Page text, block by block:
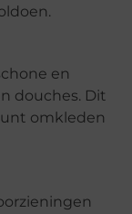
en
douches. Dit
omkleden